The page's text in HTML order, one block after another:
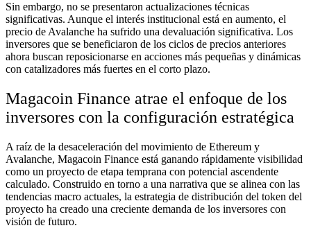
Sin embargo, no se presentaron actualizaciones técnicas
significativas. Aunque el interés institucional está en aumento, el
precio de Avalanche ha sufrido una devaluación significativa. Los
inversores que se beneficiaron de los ciclos de precios anteriores
ahora buscan reposicionarse en acciones más pequeñas y dinámicas
con catalizadores más fuertes en el corto plazo.
Magacoin Finance atrae el enfoque de los
inversores con la configuración estratégica
A raíz de la desaceleración del movimiento de Ethereum y
Avalanche, Magacoin Finance está ganando rápidamente visibilidad
como un proyecto de etapa temprana con potencial ascendente
calculado. Construido en torno a una narrativa que se alinea con las
tendencias macro actuales, la estrategia de distribución del token del
proyecto ha creado una creciente demanda de los inversores con
visión de futuro.